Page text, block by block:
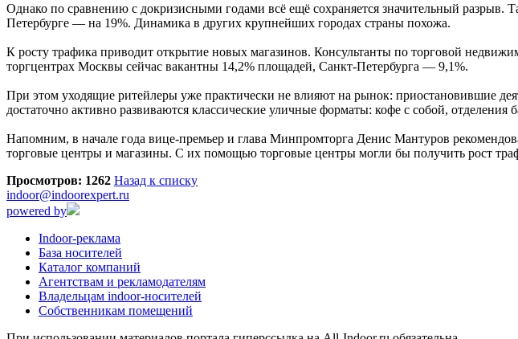
Однако по сравнению с докризисными годами всё ещё сохраняется значительный разрыв.
Петербурге — на 19%. Динамика в других крупнейших городах страны похожа.
К росту трафика приводит открытие новых магазинов. Консультанты по торговой
торгцентрах Москвы сейчас вакантны 14,2% площадей, Санкт-Петербурга — 9,1%.
При этом уходящие ритейлеры уже практически не влияют на рынок: приостановившие
достаточно активно развиваются классические уличные форматы: кофе с собой, отделения
Напомним, в начале года вице-премьер и глава Минпромторга Денис Мантуров
торговые центры и магазины. С их помощью торговые центры могли бы получить рост
Просмотров: 1262 Назад к списку
indoor@indoorexpert.ru
powered by
Indoor-реклама
База носителей
Каталог компаний
Агентствам и рекламодателям
Владельцам indoor-носителей
Собственникам помещений